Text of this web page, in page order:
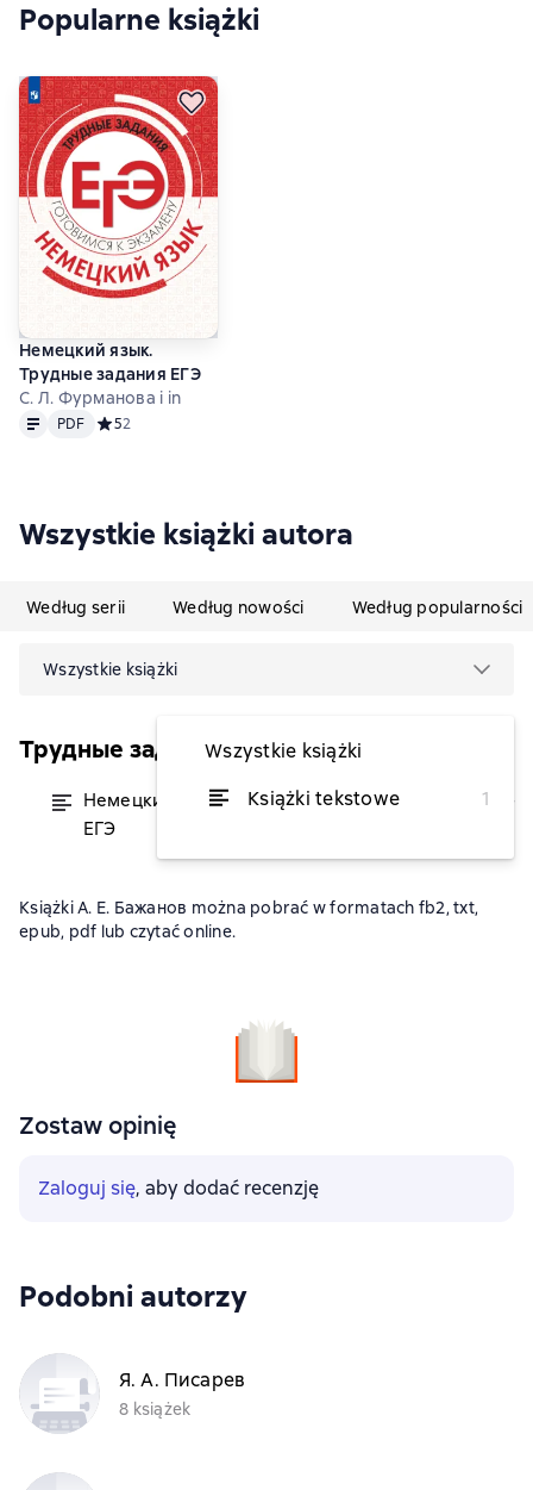
Popularne książki
Немецкий язык.
Трудные задания ЕГЭ
С. Л. Фурманова i in
Tekst PDF
PDF Средний рейтинг 5 на основе 2 оценок
52
Wszystkie książki autora
Według serii Według nowości Według popularności
Wszystkie książki
Wszystkie książki
Książki tekstowe
1
Трудные задания ЕГЭ
Немецкий язык. Трудные задания
ЕГЭ
od 13,83 zł
Książki А. Е. Бажанов można pobrać w formatach fb2, txt,
epub, pdf lub czytać online.
Zostaw opinię
Zaloguj się, aby dodać recenzję
Podobni autorzy
Я. А. Писарев
8 książek